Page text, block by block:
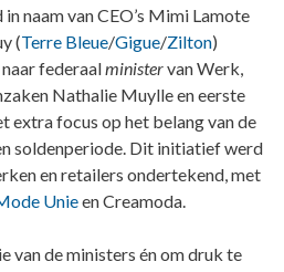
naam van CEO’s Mimi Lamote
(Terre Bleue/Gigue/Zilton)
federaalministervan Werk,
Nathalie Muylle en eerste
extra focus op het belang van de
soldenperiode. Dit initiatief werd
en retailers ondertekend, met
Unieen Creamoda.
van de ministers én om druk te